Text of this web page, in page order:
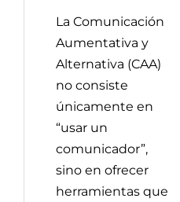
La Comunicación
Aumentativa y
Alternativa (CAA)
no consiste
únicamente en
“usar un
comunicador”,
sino en ofrecer
herramientas que